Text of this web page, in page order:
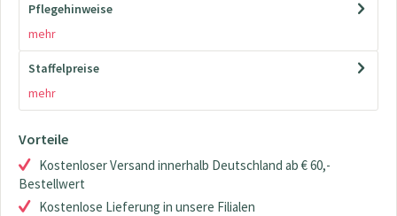
Pflegehinweise
mehr
Staffelpreise
mehr
Vorteile
Kostenloser Versand innerhalb Deutschland ab € 60,-
Bestellwert
Kostenlose Lieferung in unsere Filialen